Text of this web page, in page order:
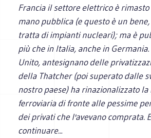
Francia il settore elettrico è
mano pubblica (e questo è un
tratta di impianti nucleari); ma è
più che in Italia, anche in
Unito, antesignano delle
della Thatcher (poi superato dalle
nostro paese) ha rinazionalizzato la
ferroviaria di fronte alle pessime
dei privati che l'avevano comprata.
continuare...